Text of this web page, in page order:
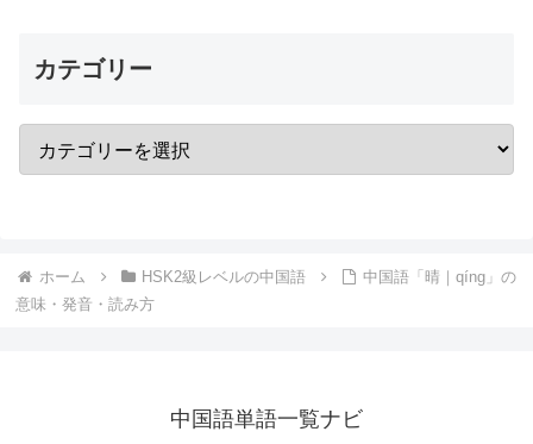
カテゴリー
ホーム HSK2級レベルの中国語
中国語「晴｜qíng」の
意味・発音・読み方
中国語単語一覧ナビ